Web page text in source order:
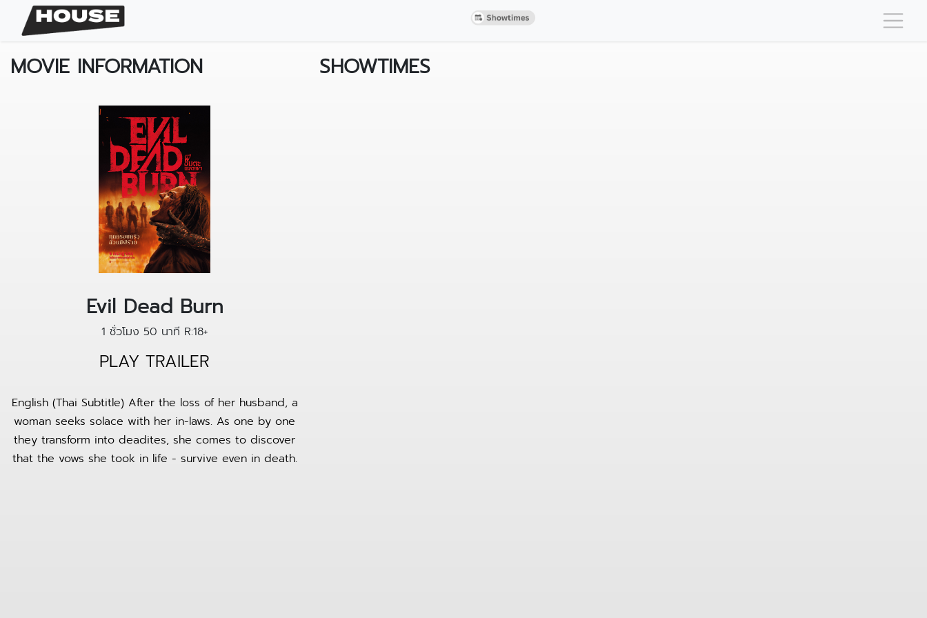
MOVIE INFORMATION
Evil Dead Burn
1 ชั่วโมง 50 นาที R:18+
PLAY TRAILER
English (Thai Subtitle) After the loss of her husband, a
woman seeks solace with her in-laws. As one by one
they transform into deadites, she comes to discover
that the vows she took in life - survive even in death.
SHOWTIMES